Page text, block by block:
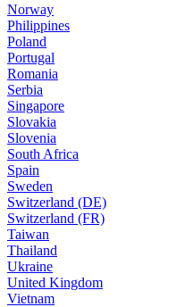
Norway
Philippines
Poland
Portugal
Romania
Serbia
Singapore
Slovakia
Slovenia
South Africa
Spain
Sweden
Switzerland (DE)
Switzerland (FR)
Taiwan
Thailand
Ukraine
United Kingdom
Vietnam